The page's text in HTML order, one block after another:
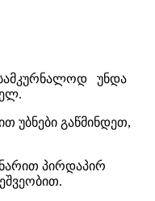
უნდა
უბნები გაწმინდეთ,
პირდაპირ